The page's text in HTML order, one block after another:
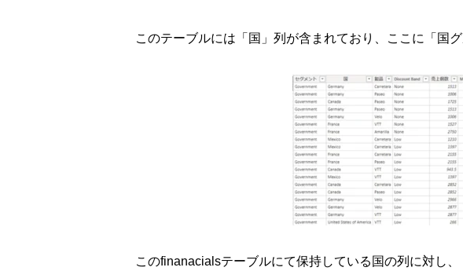
このテーブルには「国」列が含まれており、ここに「国
このfinanacialsテーブルにて保持している国の列に対し